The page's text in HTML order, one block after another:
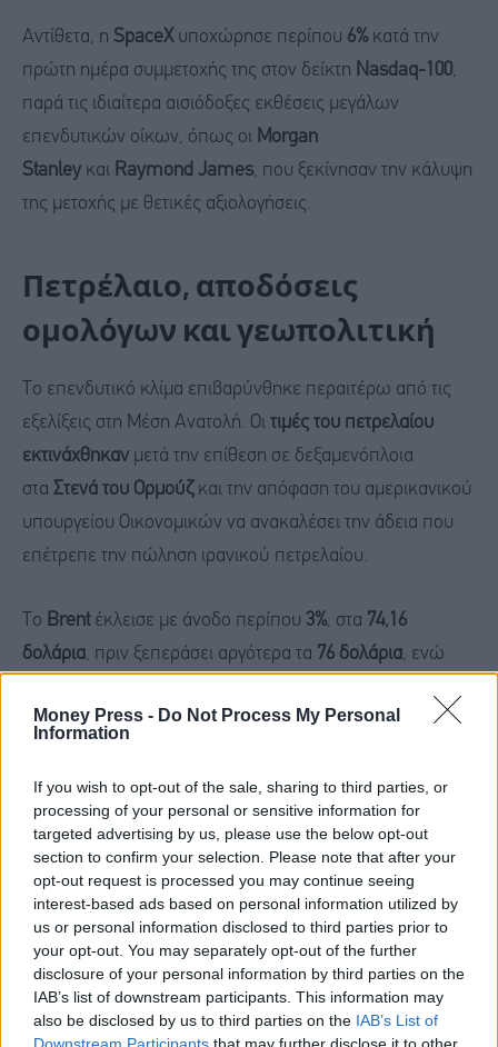
Money Press - Do Not Process My Personal
Information
If you wish to opt-out of the sale, sharing to third parties, or
processing of your personal or sensitive information for
targeted advertising by us, please use the below opt-out
section to confirm your selection. Please note that after your
opt-out request is processed you may continue seeing
interest-based ads based on personal information utilized by
us or personal information disclosed to third parties prior to
your opt-out. You may separately opt-out of the further
disclosure of your personal information by third parties on the
IAB’s list of downstream participants. This information may
also be disclosed by us to third parties on the IAB’s List of
Αντίθετα, η SpaceXυποχώρησε περίπου 6% κατά την
πρώτη ημέρα συμμετοχής της στον δείκτη Nasdaq-100,
παρά τις ιδιαίτερα αισιόδοξες εκθέσεις μεγάλων
επενδυτικών οίκων, όπως οι Morgan
Stanley και Raymond James, που ξεκίνησαν την κάλυψη
της μετοχής με θετικές αξιολογήσεις.
Πετρέλαιο, αποδόσεις
ομολόγων και γεωπολιτική
Το επενδυτικό κλίμα επιβαρύνθηκε περαιτέρω από τις
εξελίξεις στη Μέση Ανατολή. Οι τιμές του πετρελαίου
εκτινάχθηκαν μετά την επίθεση σε δεξαμενόπλοια
στα Στενά του Ορμούζκαι την απόφαση του αμερικανικού
υπουργείου Οικονομικών να ανακαλέσει την άδεια που
επέτρεπε την πώληση ιρανικού πετρελαίου.
Το Brentέκλεισε με άνοδο περίπου 3%, στα 74,16
δολάρια, πριν ξεπεράσει αργότερα τα 76 δολάρια, ενώ
τιμών της ενέργειας ενίσχυσε τους φόβους για
απόδοση του 10ετούς αμερικανικού ομολόγουπάνω από
το4,5%.
Το βλέμμα στηFed καιτα
εταιρικά αποτελέσματα
Το ενδιαφέρον στρέφεται πλέον στα πρακτικά της
τελευταίας συνεδρίασης της Ομοσπονδιακής Τράπεζας